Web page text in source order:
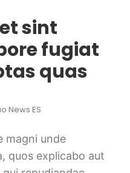
sint
fugiat
quas
News ES
magni unde
quos explicabo aut